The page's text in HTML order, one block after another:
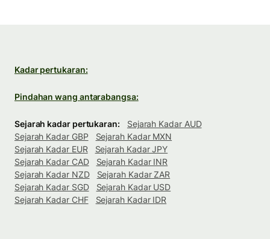
Kadar pertukaran:
Pindahan wang antarabangsa:
Sejarah kadar pertukaran:
Sejarah Kadar AUD
Sejarah Kadar GBP
Sejarah Kadar MXN
Sejarah Kadar EUR
Sejarah Kadar JPY
Sejarah Kadar CAD
Sejarah Kadar INR
Sejarah Kadar NZD
Sejarah Kadar ZAR
Sejarah Kadar SGD
Sejarah Kadar USD
Sejarah Kadar CHF
Sejarah Kadar IDR